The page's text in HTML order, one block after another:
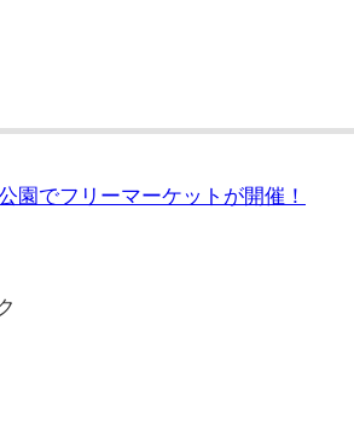
園でフリーマーケットが開催！